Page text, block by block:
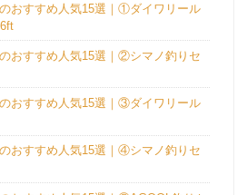
おすすめ人気15選｜①ダイワリール
おすすめ人気15選｜②シマノ釣りセ
おすすめ人気15選｜③ダイワリール
おすすめ人気15選｜④シマノ釣りセ